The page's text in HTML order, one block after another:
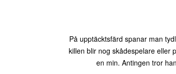
På upptäcktsfärd spanar man
killen blir nog skådespelare eller
en min. Antingen tror